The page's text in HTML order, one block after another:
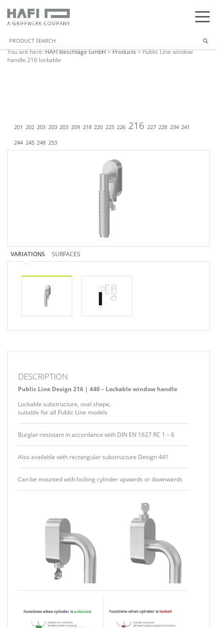
You are here:HAFI Beschläge GmbH>Products>Public Line window
handle 216 lockable
201 202 203 203 203 209 218 220 225 226 216 227 228 234 241
244 245 248 253
VARIATIONS SURFACES
DESCRIPTION
Public Line Design 216 | 440 – Lockable window handle
Lockable substructure, oval shape,
suitable for all Public Line models
Burglar-resistant in accordance with DIN EN 1627 RC 1 – 6
Also available with rectangular substructure Design 441
Can be mounted with locking cylinder upwards or downwards